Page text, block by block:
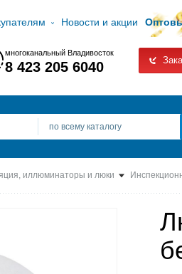
Новости и акции
многоканальный Владивосток
8 423 205 6040
по всему каталогу
иллюминаторы и люки